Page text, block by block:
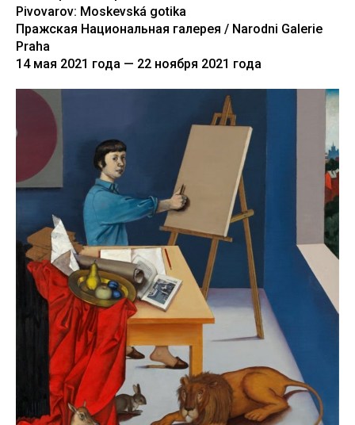
Pivovarov: Moskevská gotika
Пражская Национальная галерея / Narodni Galerie
Praha
14 мая 2021 года — 22 ноября 2021 года